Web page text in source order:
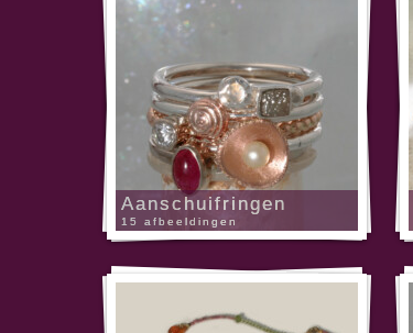
Aanschuifringen
15 afbeeldingen